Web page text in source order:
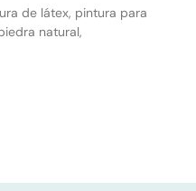
de látex, pintura para
natural,